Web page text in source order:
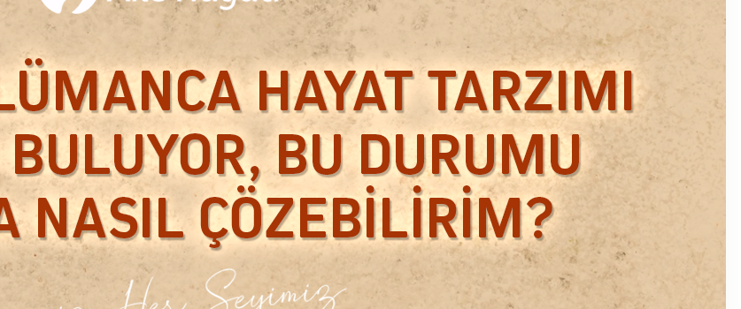
Eylül 2018
Mart 2018
Şubat 2018
Ocak 2018
Aralık 2017
Kasım 2017
Ekim 2017
Eylül 2017
Ağustos 2017
Temmuz 2017
Haziran 2017
Mayıs 2017
Nisan 2017